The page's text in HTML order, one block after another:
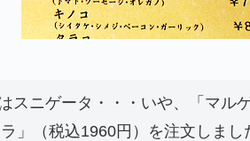
スニゲータ・・・いや、「マル
」（税込1960円）を注文しまし